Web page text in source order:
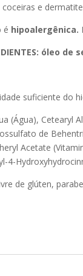
e
é hipoalergênica.
óleo
suficiente do
(Água), Cetearyl
de
Acetate
4-
de glúten,